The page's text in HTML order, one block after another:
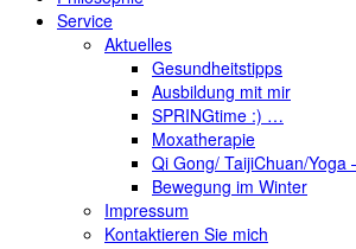
Service
Aktuelles
Gesundheitstipps
Ausbildung mit mir
SPRINGtime :) …
Moxatherapie
Qi Gong/ TaijiChuan/Yoga
Bewegung im Winter
Impressum
Kontaktieren Sie mich